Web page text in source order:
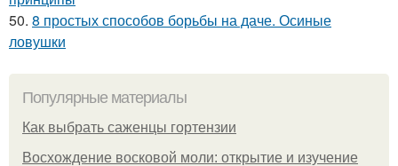
50. 8 простых способов борьбы на даче. Осиные
ловушки
Популярные материалы
Как выбрать саженцы гортензии
Восхождение восковой моли: открытие и изучение